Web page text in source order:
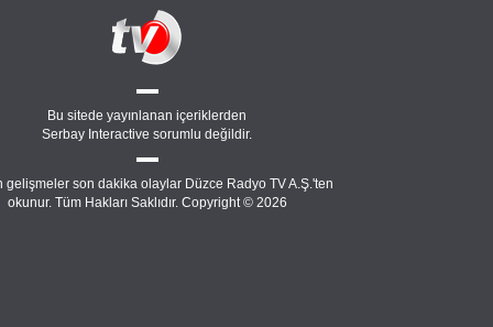
Bu sitede yayınlanan içeriklerden
Serbay Interactive sorumlu değildir.
gelişmeler son dakika olaylar Düzce Radyo TV A.Ş.'ten
okunur. Tüm Hakları Saklıdır. Copyright © 2026